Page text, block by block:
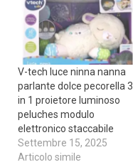
V-tech luce ninna nanna
parlante dolce pecorella 3
in 1 proietore luminoso
peluches modulo
elettronico staccabile
Settembre 15, 2025
Articolo simile